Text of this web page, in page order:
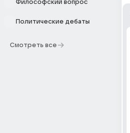
Философский вопрос
Политические дебаты
Смотреть все